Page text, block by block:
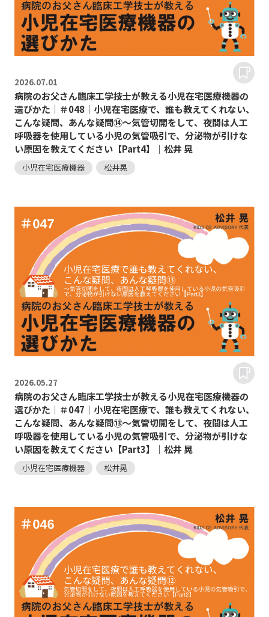
2026.07.01
病院のお父さん臨床工学技士が教える小児在宅医療機器の
選びかた｜＃048｜小児在宅医療で、誰も教えてくれない、
こんな疑問、あんな疑問⑭～気管切開をして、夜間は人工
呼吸器を使用している小児の気管吸引で、分泌物が引けな
い原因を教えてください【Part4】｜松井 晃
小児在宅医療機器 松井晃
2026.05.27
病院のお父さん臨床工学技士が教える小児在宅医療機器の
選びかた｜＃047｜小児在宅医療で、誰も教えてくれない、
こんな疑問、あんな疑問⑬～気管切開をして、夜間は人工
呼吸器を使用している小児の気管吸引で、分泌物が引けな
い原因を教えてください【Part3】｜松井 晃
小児在宅医療機器 松井晃